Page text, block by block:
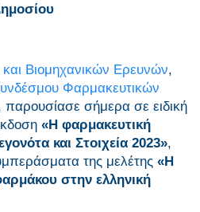
Βιομηχανικών Ερευνών,
Φαρμακευτικών
παρουσίασε σήμερα σε ειδική
«Η φαρμακευτική
και Στοιχεία 2023»,
της μελέτης «Η
στην ελληνική